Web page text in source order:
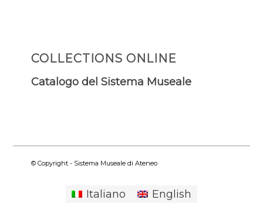
COLLECTIONS ONLINE
Catalogo del Sistema Museale
© Copyright - Sistema Museale di Ateneo
Italiano English